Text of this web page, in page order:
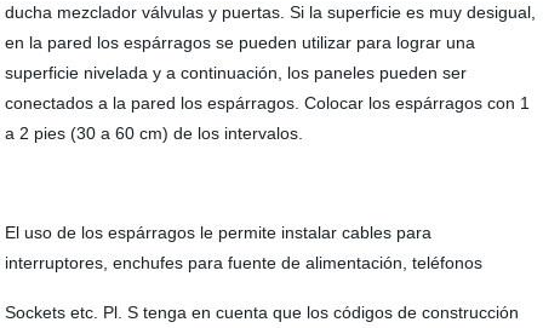
ducha mezclador válvulas y puertas. Si la superficie es muy desigual,
en la pared los espárragos se pueden utilizar para lograr una
superficie nivelada y a continuación, los paneles pueden ser
conectados a la pared los espárragos. Colocar los espárragos con 1
a 2 pies (30 a 60 cm) de los intervalos.
El uso de los espárragos le permite instalar cables para
interruptores, enchufes para fuente de alimentación, teléfonos
Sockets etc. Pl. S tenga en cuenta que los códigos de construcción